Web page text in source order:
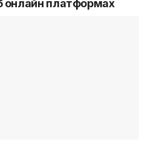
онлайн платформах